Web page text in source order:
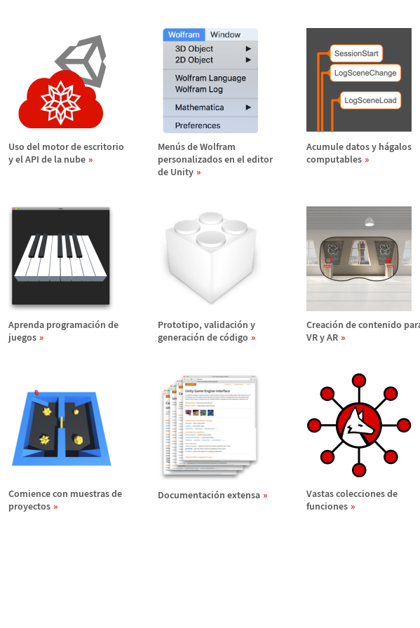
Uso del motor de escritorio
y el API de la nube
Menús de Wolfram
personalizados en el editor
de Unity
Acumule datos y hágalos
computables
Aprenda programación de
juegos
Prototipo, validación y
generación de código
Creación de contenido
VR y AR
Comience con muestras de
proyectos
Documentación extensa
Vastas colecciones de
funciones